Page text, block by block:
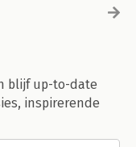
blijf up-to-date
inspirerende